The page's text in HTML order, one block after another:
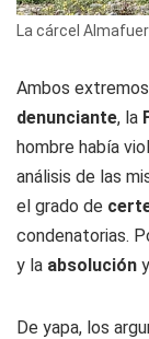
La cárcel
Ambos
denunciante, la
hombre había
análisis de las
el grado de
condenatorias.
y la absolución y
De yapa, los